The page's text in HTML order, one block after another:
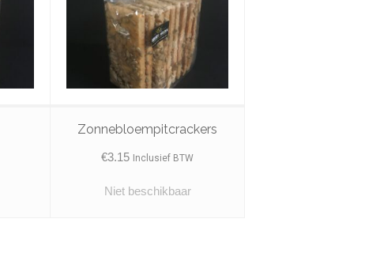
Zonnebloempitcrackers
€3.15 Inclusief BTW
Niet beschikbaar